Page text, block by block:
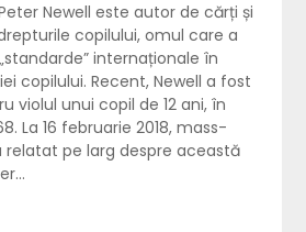
Newell este autor de cărți și
copilului, omul care a
internaționale în
copilului. Recent, Newell a fost
violul unui copil de 12 ani, în
La 16 februarie 2018, mass-
pe larg despre această